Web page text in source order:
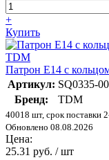
+
Купить
Патрон Е14 с
Артикул: SQ0335-
Бренд:
TDM
40018 шт, срок поставки
Обновлено 08.08.2026
Цена:
25.31 руб. / шт